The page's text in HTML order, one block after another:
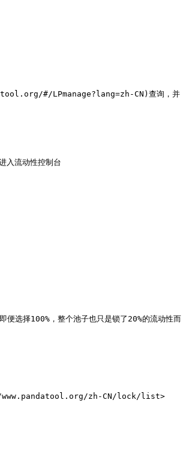
#/LPmanage?lang=zh-CN)查询，并
流动性控制台
选择100%，整个池子也只是锁了20%的流动性而
www.pandatool.org/zh-CN/lock/list>